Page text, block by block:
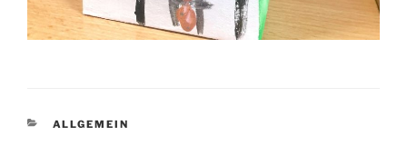
KATEGORIEN
ALLGEMEIN